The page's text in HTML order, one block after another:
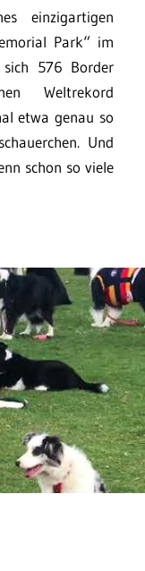
einzigartigen
Park“ im
sich 576 Border
Weltrekord
etwa genau so
Und
schon so viele